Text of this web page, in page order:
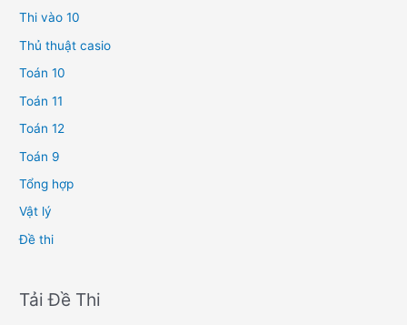
Thi vào 10
Thủ thuật casio
Toán 10
Toán 11
Toán 12
Toán 9
Tổng hợp
Vật lý
Đề thi
Tải Đề Thi